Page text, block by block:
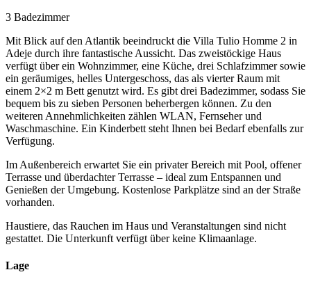
3 Badezimmer
Mit Blick auf den Atlantik beeindruckt die Villa Tulio Homme 2 in
Adeje durch ihre fantastische Aussicht. Das zweistöckige Haus
verfügt über ein Wohnzimmer, eine Küche, drei Schlafzimmer sowie
ein geräumiges, helles Untergeschoss, das als vierter Raum mit
einem 2×2 m Bett genutzt wird. Es gibt drei Badezimmer, sodass Sie
bequem bis zu sieben Personen beherbergen können. Zu den
weiteren Annehmlichkeiten zählen WLAN, Fernseher und
Waschmaschine. Ein Kinderbett steht Ihnen bei Bedarf ebenfalls zur
Verfügung.
Im Außenbereich erwartet Sie ein privater Bereich mit Pool, offener
Terrasse und überdachter Terrasse – ideal zum Entspannen und
Genießen der Umgebung. Kostenlose Parkplätze sind an der Straße
vorhanden.
Haustiere, das Rauchen im Haus und Veranstaltungen sind nicht
gestattet. Die Unterkunft verfügt über keine Klimaanlage.
Lage